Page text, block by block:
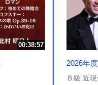
00:38:57
2026年
Ｂ級 近